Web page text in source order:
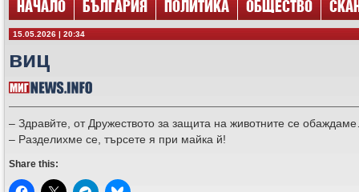
НАЧАЛО БЪЛГАРИЯ ПОЛИТИКА ОБЩЕСТВО
15.05.2026 | 20:34
виц
– Здравйте, от Дружеството за защита на животните се
– Разделихме се, търсете я при майка й!
Share this: